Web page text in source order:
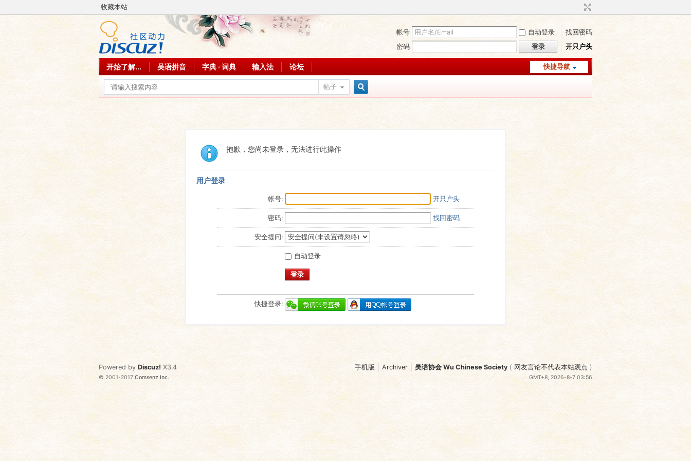
收藏本站
帐号 自动登录
找回密码
密码
登录 开只户头
快捷导航
开始了解... 吴语拼音 字典 · 词典 输入法 论坛
帖子
抱歉，您尚未登录，无法进行此操作
用户登录
帐号: 开只户头
密码: 找回密码
安全提问:
自动登录
登录
快捷登录:
手机版 Archiver 吴语协会 Wu Chinese Society ( 网友言论不代表本站观点 )
GMT+8, 2026-8-7 03:56
Powered by Discuz! X3.4
© 2001-2017Comsenz Inc.